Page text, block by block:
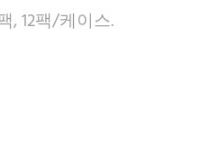
, 12팩/케이스.